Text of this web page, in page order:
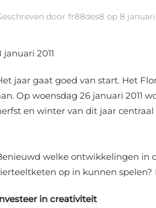
door fr88des8 op 8 januari
januari 2011
jaar gaat goed van start. Het
Op woensdag 26 januari 2011
en winter van dit jaar centraal
welke ontwikkelingen in
op in kunnen
in creativiteit